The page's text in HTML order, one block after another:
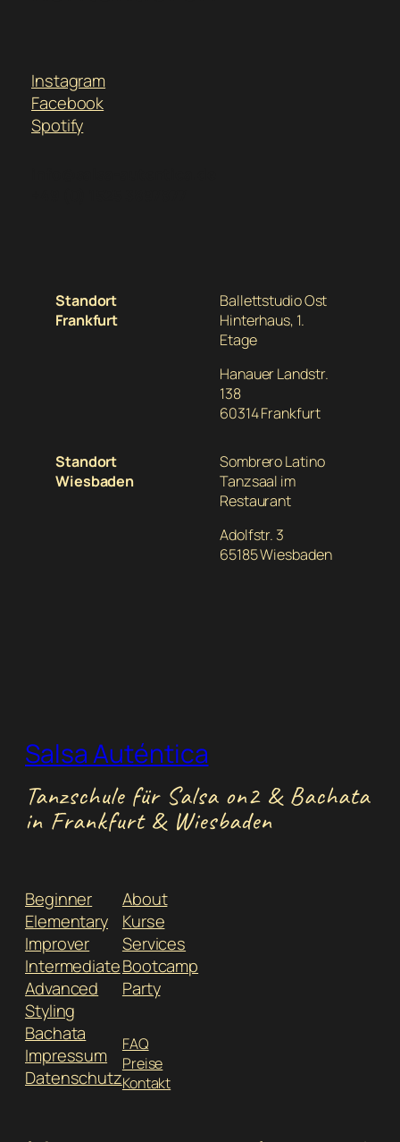
Instagram
Facebook
Spotify
Standort
Frankfurt
Ballettstudio Ost
Hinterhaus, 1.
Etage
Hanauer Landstr.
138
60314 Frankfurt
Standort
Wiesbaden
Sombrero Latino
Tanzsaal im
Restaurant
Adolfstr. 3
65185 Wiesbaden
Salsa Auténtica
Tanzschule für Salsa on2 & Bachata
in Frankfurt & Wiesbaden
Beginner
Elementary
Improver
Intermediate
Advanced
Styling
Bachata
Impressum
Datenschutz
About
Kurse
Services
Bootcamp
Party
FAQ
Preise
Kontakt